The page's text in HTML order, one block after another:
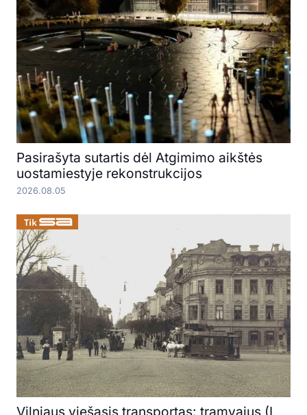
Pasirašyta sutartis dėl Atgimimo aikštės
uostamiestyje rekonstrukcijos
2026.08.05
Vilniaus viešasis transportas: tramvajus (I